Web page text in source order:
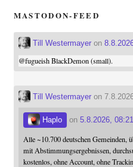
MASTODON-FEED
Till Westermayeron
@fugueishBlackDemon (small).
Till Westermayeron
Haplo on 5.8.2026,
Alle ~10.700 deutschen Gemeinden,
mit Abstimmungsergebnissen,
kostenlos, ohne Account, ohne